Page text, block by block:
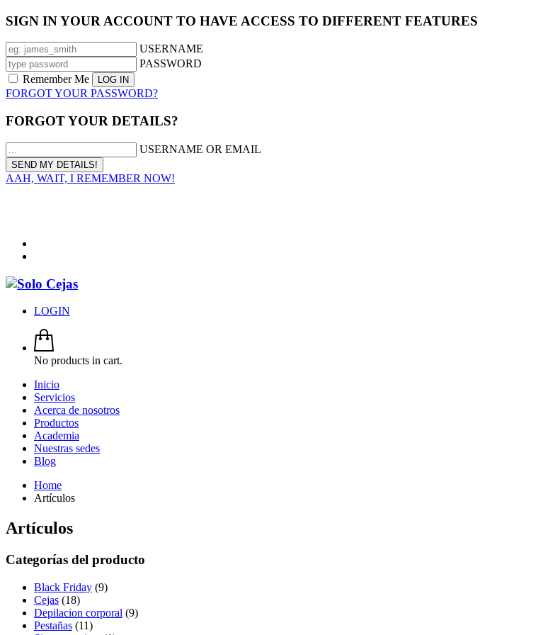
SIGN IN YOUR ACCOUNT TO HAVE ACCESS TO DIFFERENT FEATURES
USERNAME
PASSWORD
Remember Me
FORGOT YOUR PASSWORD?
FORGOT YOUR DETAILS?
USERNAME OR EMAIL
AAH, WAIT, I REMEMBER NOW!
LOGIN
No products in cart.
Inicio
Servicios
Acerca de nosotros
Productos
Academia
Nuestras sedes
Blog
Home
Artículos
Artículos
Categorías del producto
Black Friday (9)
Cejas (18)
Depilacion corporal (9)
Pestañas (11)